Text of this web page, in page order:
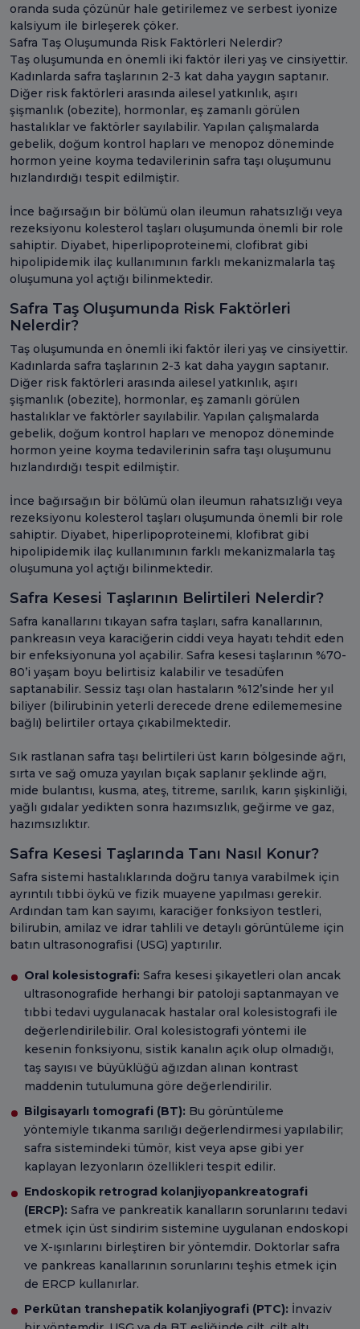
oranda suda çözünür hale getirilemez ve serbest iyonize
kalsiyum ile birleşerek çöker.
Safra Taş Oluşumunda Risk Faktörleri Nelerdir?
Taş oluşumunda en önemli iki faktör ileri yaş ve cinsiyettir.
Kadınlarda safra taşlarının 2-3 kat daha yaygın saptanır.
Diğer risk faktörleri arasında ailesel yatkınlık, aşırı
şişmanlık (obezite), hormonlar, eş zamanlı görülen
hastalıklar ve faktörler sayılabilir. Yapılan çalışmalarda
gebelik, doğum kontrol hapları ve menopoz döneminde
hormon yeine koyma tedavilerinin safra taşı oluşumunu
hızlandırdığı tespit edilmiştir.
İnce bağırsağın bir bölümü olan ileumun rahatsızlığı veya
rezeksiyonu kolesterol taşları oluşumunda önemli bir role
sahiptir. Diyabet, hiperlipoproteinemi, clofibrat gibi
hipolipidemik ilaç kullanımının farklı mekanizmalarla taş
oluşumuna yol açtığı bilinmektedir.
Safra Taş Oluşumunda Risk Faktörleri
Nelerdir?
Taş oluşumunda en önemli iki faktör ileri yaş ve cinsiyettir.
Kadınlarda safra taşlarının 2-3 kat daha yaygın saptanır.
Diğer risk faktörleri arasında ailesel yatkınlık, aşırı
şişmanlık (obezite), hormonlar, eş zamanlı görülen
hastalıklar ve faktörler sayılabilir. Yapılan çalışmalarda
gebelik, doğum kontrol hapları ve menopoz döneminde
hormon yeine koyma tedavilerinin safra taşı oluşumunu
hızlandırdığı tespit edilmiştir.
İnce bağırsağın bir bölümü olan ileumun rahatsızlığı veya
rezeksiyonu kolesterol taşları oluşumunda önemli bir role
sahiptir. Diyabet, hiperlipoproteinemi, klofibrat gibi
hipolipidemik ilaç kullanımının farklı mekanizmalarla taş
oluşumuna yol açtığı bilinmektedir.
Safra Kesesi Taşlarının Belirtileri Nelerdir?
Safra kanallarını tıkayan safra taşları, safra kanallarının,
pankreasın veya karaciğerin ciddi veya hayatı tehdit eden
bir enfeksiyonuna yol açabilir. Safra kesesi taşlarının %70-
80’i yaşam boyu belirtisiz kalabilir ve tesadüfen
saptanabilir. Sessiz taşı olan hastaların %12’sinde her yıl
biliyer (bilirubinin yeterli derecede drene edilememesine
bağlı) belirtiler ortaya çıkabilmektedir.
Sık rastlanan safra taşı belirtileri üst karın bölgesinde ağrı,
sırta ve sağ omuza yayılan bıçak saplanır şeklinde ağrı,
mide bulantısı, kusma, ateş, titreme, sarılık, karın şişkinliği,
yağlı gıdalar yedikten sonra hazımsızlık, geğirme ve gaz,
hazımsızlıktır.
Safra Kesesi Taşlarında Tanı Nasıl Konur?
Safra sistemi hastalıklarında doğru tanıya varabilmek için
ayrıntılı tıbbi öykü ve fizik muayene yapılması gerekir.
Ardından tam kan sayımı, karaciğer fonksiyon testleri,
bilirubin, amilaz ve idrar tahlili ve detaylı görüntüleme için
batın ultrasonografisi (USG) yaptırılır.
Oral kolesistografi: Safra kesesi şikayetleri olan ancak
ultrasonografide herhangi bir patoloji saptanmayan ve
tıbbi tedavi uygulanacak hastalar oral kolesistografi ile
değerlendirilebilir. Oral kolesistografi yöntemi ile
kesenin fonksiyonu, sistik kanalın açık olup olmadığı,
taş sayısı ve büyüklüğü ağızdan alınan kontrast
maddenin tutulumuna göre değerlendirilir.
Bilgisayarlı tomografi (BT): Bu görüntüleme
yöntemiyle tıkanma sarılığı değerlendirmesi yapılabilir;
safra sistemindeki tümör, kist veya apse gibi yer
kaplayan lezyonların özellikleri tespit edilir.
Endoskopik retrograd kolanjiyopankreatografi
(ERCP): Safra ve pankreatik kanalların sorunlarını tedavi
etmek için üst sindirim sistemine uygulanan endoskopi
ve X-ışınlarını birleştiren bir yöntemdir. Doktorlar safra
ve pankreas kanallarının sorunlarını teşhis etmek için
de ERCP kullanırlar.
Perkütan transhepatik kolanjiyografi (PTC): İnvaziv